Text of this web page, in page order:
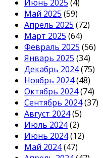
Июнь 2025 (4)
Май 2025 (59)
Апрель 2025 (72)
Март 2025 (64)
Февраль 2025 (56)
Январь 2025 (34)
Декабрь 2024(75)
Ноябрь 2024(48)
Октябрь 2024(74)
Сентябрь 2024(37)
Август 2024(5)
Июль 2024(2)
Июнь 2024(12)
Май 2024(47)